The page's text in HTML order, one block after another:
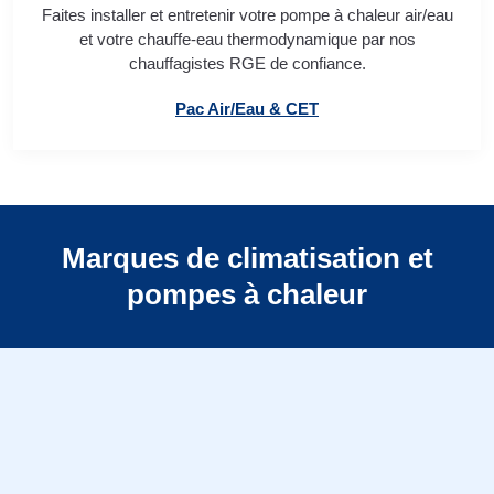
Faites installer et entretenir votre pompe à chaleur air/eau
et votre chauffe-eau thermodynamique par nos
chauffagistes RGE de confiance.
Pac Air/Eau & CET
Marques de climatisation et
pompes à chaleur